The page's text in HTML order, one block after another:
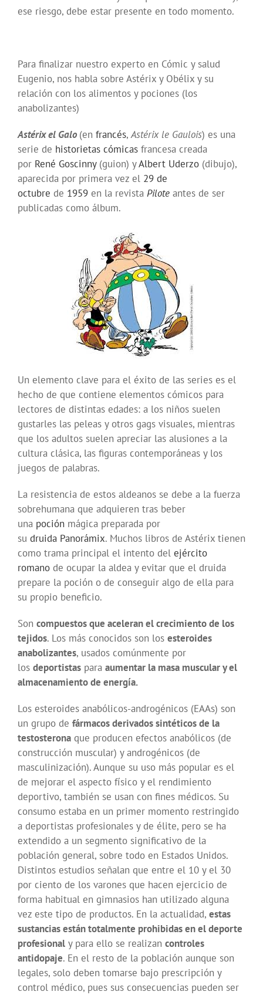
ese riesgo, debe estar presente en todo momento.
Para finalizar nuestro experto en Cómic y salud
Eugenio, nos habla sobre Astérix y Obélix y su
relación con los alimentos y pociones (los
anabolizantes)
Astérix el Galo (en francés,Astérix le Gaulois) es una
serie de historietas cómicas francesa creada
por René Goscinny(guion) yAlbert Uderzo (dibujo),
aparecida por primera vez el 29 de
octubre de 1959 en la revista Pilote antes de ser
publicadas como álbum.
Un elemento clave para el éxito de las series es el
hecho de que contiene elementos cómicos para
lectores de distintas edades: a los niños suelen
gustarles las peleas y otros gags visuales, mientras
que los adultos suelen apreciar las alusiones a la
cultura clásica, las figuras contemporáneas y los
juegos de palabras.
La resistencia de estos aldeanos se debe a la fuerza
sobrehumana que adquieren tras beber
una poción mágica preparada por
su druida Panorámix. Muchos libros de Astérix tienen
como trama principal el intento del ejército
romano de ocupar la aldea y evitar que el druida
prepare la poción o de conseguir algo de ella para
su propio beneficio.
Son compuestos que aceleran el crecimiento de los
tejidos. Los más conocidos son los esteroides
anabolizantes, usados comúnmente por
los deportistas para aumentar la masa muscular y el
almacenamiento de energía.
Los esteroides anabólicos-androgénicos (EAAs) son
un grupo de fármacos derivados sintéticos de la
testosterona que producen efectos anabólicos (de
construcción muscular) y androgénicos (de
masculinización). Aunque su uso más popular es el
de mejorar el aspecto físico y el rendimiento
deportivo, también se usan con fines médicos. Su
consumo estaba en un primer momento restringido
a deportistas profesionales y de élite, pero se ha
extendido a un segmento significativo de la
población general, sobre todo en Estados Unidos.
Distintos estudios señalan que entre el 10 y el 30
por ciento de los varones que hacen ejercicio de
forma habitual en gimnasios han utilizado alguna
vez este tipo de productos. En la actualidad, estas
sustancias están totalmente prohibidas en el deporte
profesional y para ello se realizan controles
antidopaje. En el resto de la población aunque son
legales, solo deben tomarse bajo prescripción y
control médico, pues sus consecuencias pueden ser